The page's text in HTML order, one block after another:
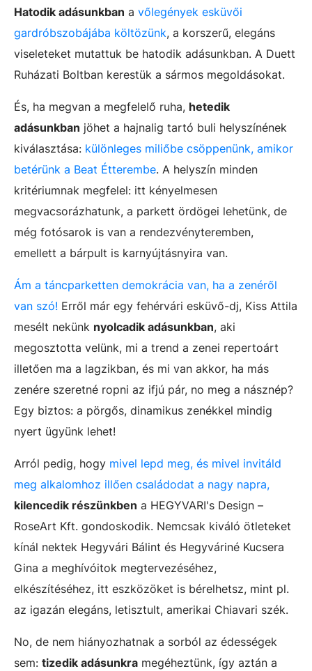
Hatodik adásunkban a vőlegények esküvői
gardróbszobájába költözünk, a korszerű, elegáns
viseleteket mutattuk be hatodik adásunkban. A Duett
Ruházati Boltban kerestük a sármos megoldásokat.
És, ha megvan a megfelelő ruha, hetedik
adásunkban jöhet a hajnalig tartó buli helyszínének
kiválasztása: különleges miliőbe csöppenünk, amikor
betérünk a Beat Étterembe. A helyszín minden
kritériumnak megfelel: itt kényelmesen
megvacsorázhatunk, a parkett ördögei lehetünk, de
még fotósarok is van a rendezvényteremben,
emellett a bárpult is karnyújtásnyira van.
Ám a táncparketten demokrácia van, ha a zenéről
van szó! Erről már egy fehérvári esküvő-dj, Kiss Attila
mesélt nekünk nyolcadik adásunkban, aki
megosztotta velünk, mi a trend a zenei repertoárt
illetően ma a lagzikban, és mi van akkor, ha más
zenére szeretné ropni az ifjú pár, no meg a násznép?
Egy biztos: a pörgős, dinamikus zenékkel mindig
nyert ügyünk lehet!
Arról pedig, hogy mivel lepd meg, és mivel invitáld
meg alkalomhoz illően családodat a nagy napra,
kilencedik részünkben a HEGYVARI's Design –
RoseArt Kft. gondoskodik. Nemcsak kiváló ötleteket
kínál nektek Hegyvári Bálint és Hegyváriné Kucsera
Gina a meghívóitok megtervezéséhez,
elkészítéséhez, itt eszközöket is bérelhetsz, mint pl.
az igazán elegáns, letisztult, amerikai Chiavari szék.
No, de nem hiányozhatnak a sorból az édességek
sem: tizedik adásunkra megéheztünk, így aztán a